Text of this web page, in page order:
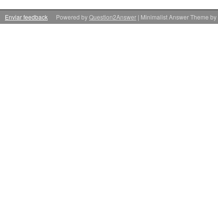
Enviar feedback | Minimalist Answer Theme by
Powered byQuestion2Answer